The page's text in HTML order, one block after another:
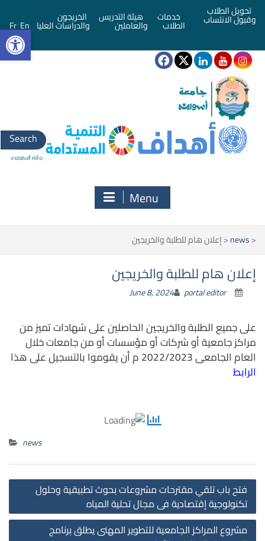
تحويل الطلاب
وقبول الانتساب خدمات
الطلاب
هيئة التدريس
والعاملين
الخريجون
والدراسات العليا En
Fr
Search
for:
Menu
<
news
<إعلان هام للطلبة والخريجين
إعلان هام للطلبة والخريجين
June 8, 2024 portal editor
على جميع الطلبة والخريجين الحاصلين على شهادات تميز من
مراكز جامعية أو شركات أو مؤسسات أو من جامعات خلال
العام الجامعى 2022/2023 م أن يقوموا بالتسجيل على هذا
الرابط
news
فتح باب تلقي مقترحات مشروعات بحوث تطبيقية وحلول
تكنولوجية إقتصادية فى مجال تحلية المياه
مشروع المراكز الجامعية للتطوير المهنى يطلق برنامج